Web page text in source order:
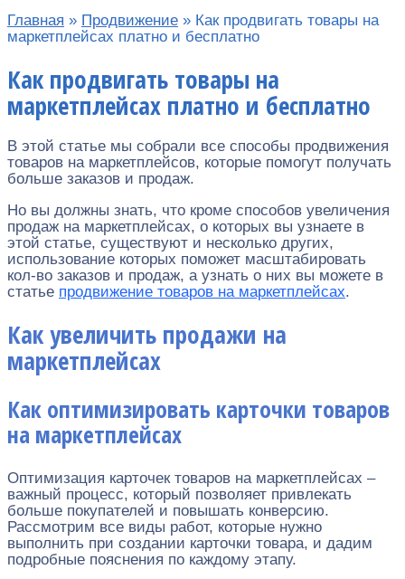
Главная » Продвижение » Как продвигать товары на
маркетплейсах платно и бесплатно
Как продвигать товары на
маркетплейсах платно и бесплатно
В этой статье мы собрали все способы продвижения
товаров на маркетплейсов, которые помогут получать
больше заказов и продаж.
Но вы должны знать, что кроме способов увеличения
продаж на маркетплейсах, о которых вы узнаете в
этой статье, существуют и несколько других,
использование которых поможет масштабировать
кол-во заказов и продаж, а узнать о них вы можете в
статье продвижение товаров на маркетплейсах.
Как увеличить продажи на
маркетплейсах
Как оптимизировать карточки товаров
на маркетплейсах
Оптимизация карточек товаров на маркетплейсах –
важный процесс, который позволяет привлекать
больше покупателей и повышать конверсию.
Рассмотрим все виды работ, которые нужно
выполнить при создании карточки товара, и дадим
подробные пояснения по каждому этапу.